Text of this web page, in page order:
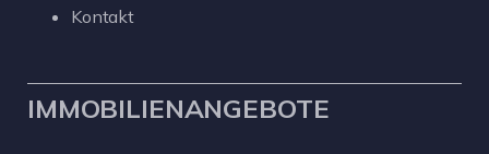
Kontakt
IMMOBILIENANGEBOTE